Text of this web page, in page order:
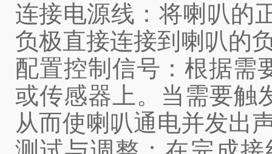
连接电源线：将喇叭的
负极直接连接到喇叭的
配置控制信号：根据需
或传感器上。当需要触
从而使喇叭通电并发出